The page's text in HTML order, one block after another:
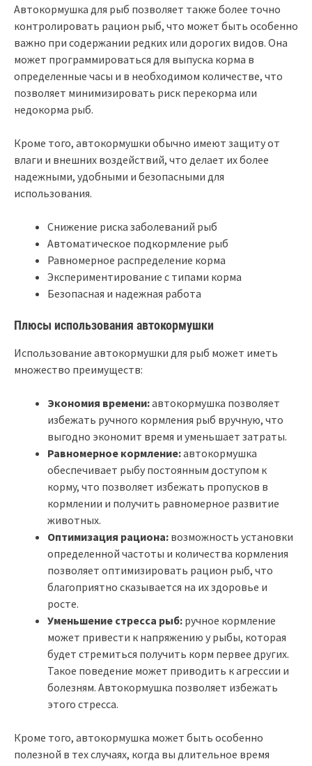
Автокормушка для рыб позволяет также более точно
контролировать рацион рыб, что может быть особенно
важно при содержании редких или дорогих видов. Она
может программироваться для выпуска корма в
определенные часы и в необходимом количестве, что
позволяет минимизировать риск перекорма или
недокорма рыб.
Кроме того, автокормушки обычно имеют защиту от
влаги и внешних воздействий, что делает их более
надежными, удобными и безопасными для
использования.
Снижение риска заболеваний рыб
Автоматическое подкормление рыб
Равномерное распределение корма
Экспериментирование с типами корма
Безопасная и надежная работа
Плюсы использования автокормушки
Использование автокормушки для рыб может иметь
множество преимуществ:
Экономия времени:автокормушка позволяет
избежать ручного кормления рыб вручную, что
выгодно экономит время и уменьшает затраты.
Равномерное кормление:автокормушка
обеспечивает рыбу постоянным доступом к
корму, что позволяет избежать пропусков в
кормлении и получить равномерное развитие
животных.
Оптимизация рациона: возможность установки
определенной частоты и количества кормления
позволяет оптимизировать рацион рыб, что
благоприятно сказывается на их здоровье и
росте.
Уменьшение стресса рыб: ручное кормление
может привести к напряжению у рыбы, которая
будет стремиться получить корм первее других.
Такое поведение может приводить к агрессии и
болезням. Автокормушка позволяет избежать
этого стресса.
Кроме того, автокормушка может быть особенно
полезной в тех случаях, когда вы длительное время